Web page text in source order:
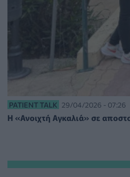
PATIENT TALK 29/04/2026 - 07:26
Η «Ανοιχτή Αγκαλιά» σε